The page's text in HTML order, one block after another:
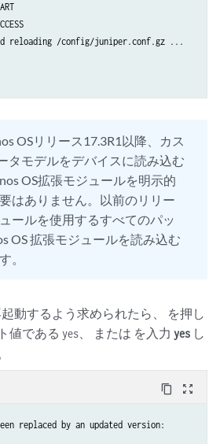
reloading /config/juniper.conf.gz ...
OSリリース17.3R1以降、カス
タモデルをデバイスに読み込む
OS拡張モジュールを明示的
はありません。以前のリリー
ールを使用するすべてのパッ
OS 拡張モジュールを読み込む
。
起動するよう求められたら、 を押し
値であるyes 、 または を入力yes し
content_copy zoom_out_map
replaced by an updated version: